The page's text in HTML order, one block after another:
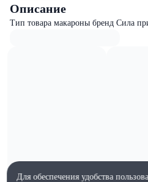
Описание
Тип товара макароны бренд Сила
Для обеспечения удобства